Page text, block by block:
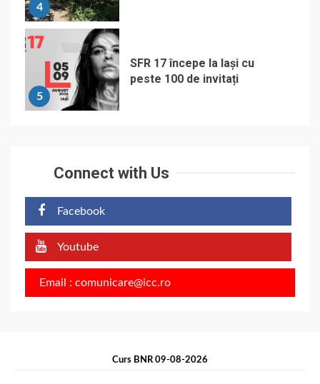
4
5
SFR 17 începe la Iași cu
peste 100 de invitați
Connect with Us
Facebook
Youtube
Email : comunicare@icc.ro
Curs BNR 09-08-2026